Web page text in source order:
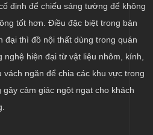
định để chiếu sáng tường để không
tốt hơn. Điều đặc biệt trong bản
đại thì đồ nội thất dùng trong quán
hiện đại từ vật liệu nhôm, kính,
vách ngăn để chia các khu vực trong
cảm giác ngột ngạt cho khách